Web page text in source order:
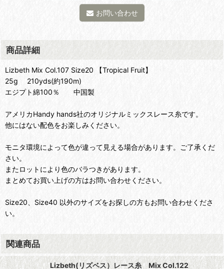
お問い合わせ
商品詳細
Lizbeth Mix Col.107 Size20 【Tropical Fruit】
25g 210yds(約190m)
エジプト綿100％ 中国製
アメリカHandy hands社のオリジナルミックスレース糸です。
他にはない配色をお楽しみください。
モニタ環境によって色が違って見える場合があります。ご了承くだ
さい。
またロットにより色のバラつきがあります。
まとめてお買い上げの方はお問い合わせください。
Size20、Size40 以外のサイズをお探しの方もお問い合わせくださ
い。
関連商品
Lizbeth(リズベス）レース糸 Mix Col.122